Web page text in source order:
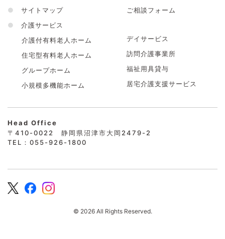
●
サイトマップ
●
介護サービス
介護付有料老人ホーム
住宅型有料老人ホーム
グループホーム
小規模多機能ホーム
ご相談フォーム
デイサービス
訪問介護事業所
福祉用具貸与
居宅介護支援サービス
Head Office
〒410-0022 静岡県沼津市大岡2479-2
TEL：055-926-1800
© 2026 All Rights Reserved.